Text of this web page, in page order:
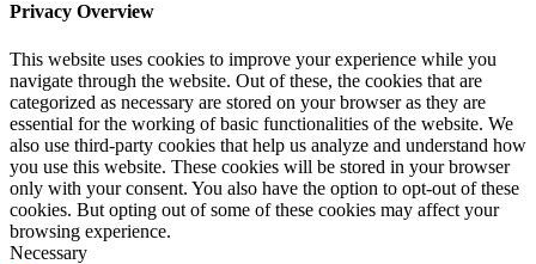
Privacy Overview
This website uses cookies to improve your experience while you
navigate through the website. Out of these, the cookies that are
categorized as necessary are stored on your browser as they are
essential for the working of basic functionalities of the website. We
also use third-party cookies that help us analyze and understand how
you use this website. These cookies will be stored in your browser
only with your consent. You also have the option to opt-out of these
cookies. But opting out of some of these cookies may affect your
browsing experience.
Necessary